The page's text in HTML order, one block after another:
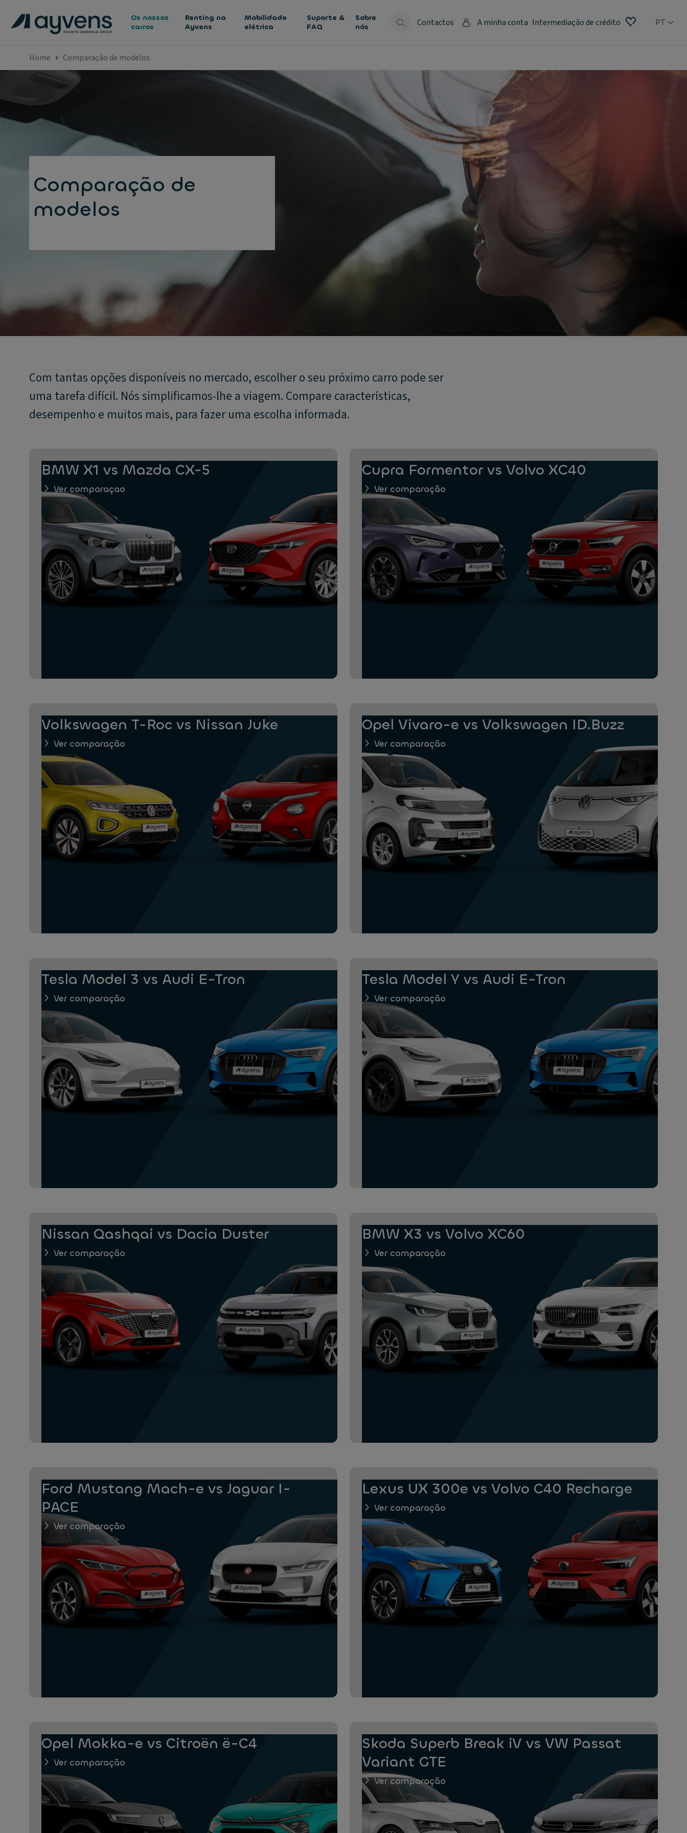
Os nossos
carros
Renting na
Ayvens
Mobilidade
elétrica
Suporte &
FAQ
Sobre
nós
Contactos A minha conta Intermediação de crédito PT
Home Comparação de modelos.
Comparação de
modelos
Com tantas opções disponíveis no mercado, escolher o seu próximo carro pode ser
uma tarefa difícil. Nós simplificamos-lhe a viagem. Compare características,
desempenho e muitos mais, para fazer uma escolha informada.
BMW X1 vs Mazda CX-5
Ver comparaçao
Cupra Formentor vs Volvo XC40
Ver comparação
Volkswagen T-Roc vs Nissan Juke
Ver comparação
Opel Vivaro-e vs Volkswagen ID.Buzz
Ver comparação
Tesla Model 3 vs Audi E-Tron
Ver comparação
Tesla Model Y vs Audi E-Tron
Ver comparação
Nissan Qashqai vs Dacia Duster
Ver comparação
BMW X3 vs Volvo XC60
Ver comparação
Ford Mustang Mach-e vs Jaguar I-
PACE
Ver comparação
Lexus UX 300e vs Volvo C40 Recharge
Ver comparação
Opel Mokka-e vs Citroën ë-C4
Ver comparação
Skoda Superb Break iV vs VW Passat
Variant GTE
Ver comparação